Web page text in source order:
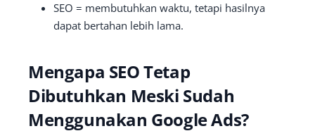
SEO = membutuhkan waktu, tetapi hasilnya
dapat bertahan lebih lama.
Mengapa SEO Tetap
Dibutuhkan Meski Sudah
Menggunakan Google Ads?